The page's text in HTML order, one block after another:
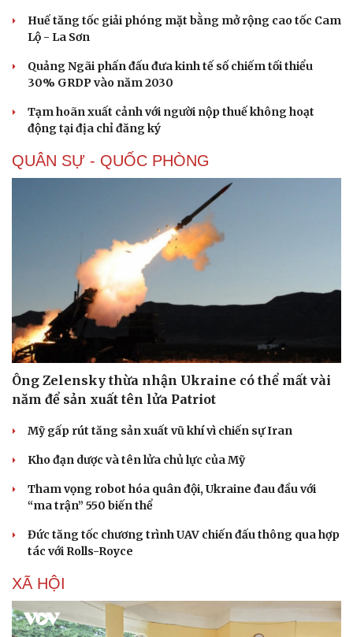
Sức khỏe
Đời sống
Huế tăng tốc giải phóng mặt bằng mở rộng cao tốc Cam
Lộ - La Sơn
Quảng Ngãi phấn đấu đưa kinh tế số chiếm tối thiểu
30% GRDP vào năm 2030
Tạm hoãn xuất cảnh với người nộp thuế không hoạt
động tại địa chỉ đăng ký
QUÂN SỰ - QUỐC PHÒNG
Ông Zelensky thừa nhận Ukraine có thể mất vài
năm để sản xuất tên lửa Patriot
Mỹ gấp rút tăng sản xuất vũ khí vì chiến sự Iran
Kho đạn dược và tên lửa chủ lực của Mỹ
Tham vọng robot hóa quân đội, Ukraine đau đầu với
“ma trận” 550 biến thể
Đức tăng tốc chương trình UAV chiến đấu thông qua hợp
tác với Rolls-Royce
XÃ HỘI